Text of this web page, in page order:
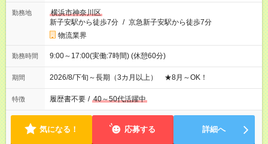
勤務地
横浜市神奈川区
新子安駅から徒歩7分 / 京急新子安駅から徒歩7分
物流業界
勤務時間 9:00～17:00(実働:7時間) (休憩60分)
期間 2026/8/下旬～長期（3カ月以上） ★8月～OK！
特徴 履歴書不要 / 40～50代活躍中
気になる！ 応募する 詳細へ